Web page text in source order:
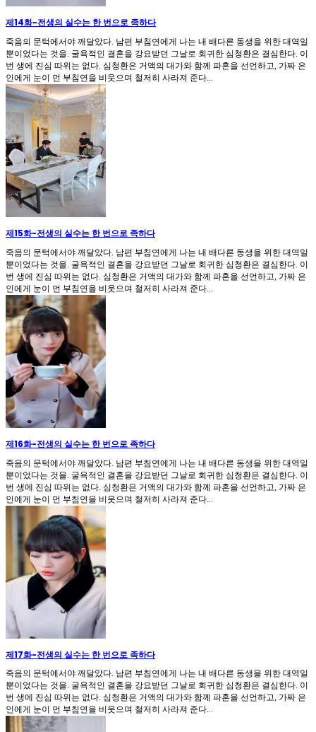
제14화-전생의 실수는 한 번으로 족하다
죽음의 문턱에서야 깨달았다. 남편 부침연에게 나는 내 배다른 동생을 위한 대역일
뿐이었다는 것을. 굴욕적인 결혼을 강요받던 그날로 회귀한 심청환은 결심한다. 이
번 생에 진심 따위는 없다. 심청환은 거액의 대가와 함께 파혼을 선언하고, 가짜 은
인에게 눈이 먼 부침연을 비웃으며 철저히 사라져 준다...
제15화-전생의 실수는 한 번으로 족하다
죽음의 문턱에서야 깨달았다. 남편 부침연에게 나는 내 배다른 동생을 위한 대역일
뿐이었다는 것을. 굴욕적인 결혼을 강요받던 그날로 회귀한 심청환은 결심한다. 이
번 생에 진심 따위는 없다. 심청환은 거액의 대가와 함께 파혼을 선언하고, 가짜 은
인에게 눈이 먼 부침연을 비웃으며 철저히 사라져 준다...
제16화-전생의 실수는 한 번으로 족하다
죽음의 문턱에서야 깨달았다. 남편 부침연에게 나는 내 배다른 동생을 위한 대역일
뿐이었다는 것을. 굴욕적인 결혼을 강요받던 그날로 회귀한 심청환은 결심한다. 이
번 생에 진심 따위는 없다. 심청환은 거액의 대가와 함께 파혼을 선언하고, 가짜 은
인에게 눈이 먼 부침연을 비웃으며 철저히 사라져 준다...
제17화-전생의 실수는 한 번으로 족하다
죽음의 문턱에서야 깨달았다. 남편 부침연에게 나는 내 배다른 동생을 위한 대역일
뿐이었다는 것을. 굴욕적인 결혼을 강요받던 그날로 회귀한 심청환은 결심한다. 이
번 생에 진심 따위는 없다. 심청환은 거액의 대가와 함께 파혼을 선언하고, 가짜 은
인에게 눈이 먼 부침연을 비웃으며 철저히 사라져 준다...